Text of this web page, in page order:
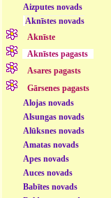
Aizputes novads
Aknīstes novads
Aknīste
Aknīstes pagasts
Asares pagasts
Gārsenes pagasts
Alojas novads
Alsungas novads
Alūksnes novads
Amatas novads
Apes novads
Auces novads
Babītes novads